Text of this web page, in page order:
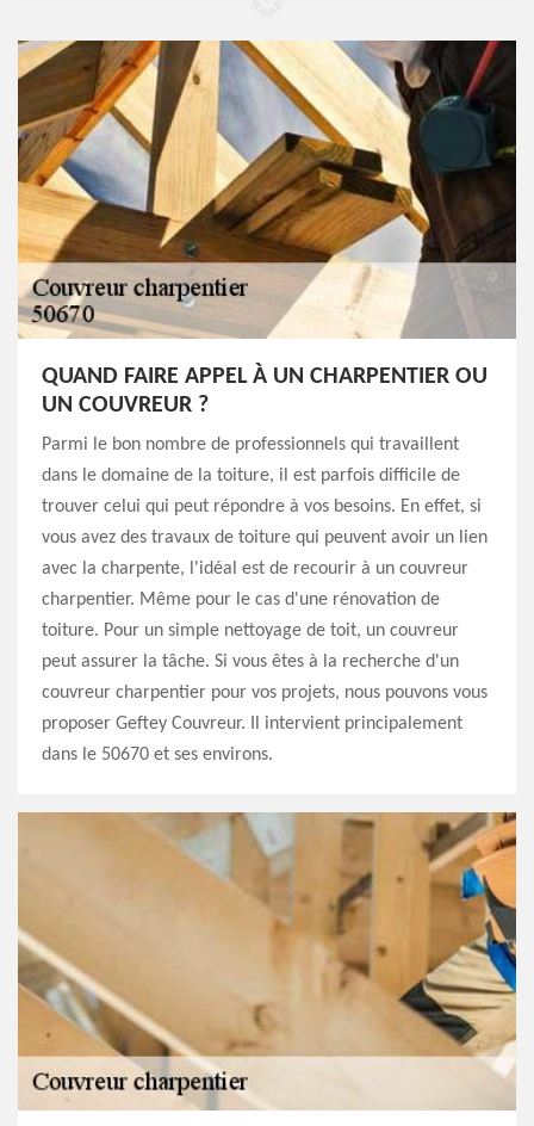
QUAND FAIRE APPEL À UN CHARPENTIER OU
UN COUVREUR ?
Parmi le bon nombre de professionnels qui travaillent
dans le domaine de la toiture, il est parfois difficile de
trouver celui qui peut répondre à vos besoins. En effet, si
vous avez des travaux de toiture qui peuvent avoir un lien
avec la charpente, l'idéal est de recourir à un couvreur
charpentier. Même pour le cas d'une rénovation de
toiture. Pour un simple nettoyage de toit, un couvreur
peut assurer la tâche. Si vous êtes à la recherche d'un
couvreur charpentier pour vos projets, nous pouvons vous
proposer Geftey Couvreur. Il intervient principalement
dans le 50670 et ses environs.